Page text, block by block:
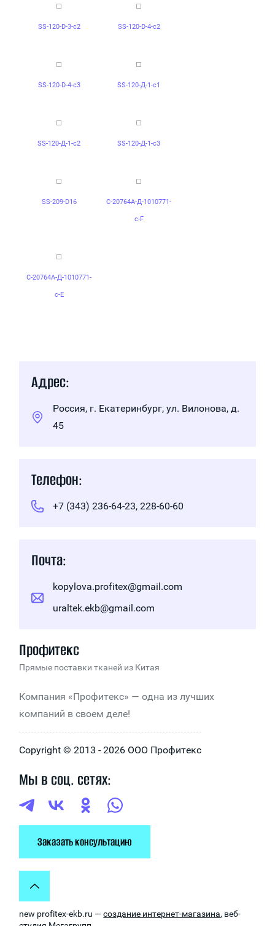
SS-120-D-3-c2 SS-120-D-4-c2
SS-120-D-4-c3 SS-120-Д-1-c1
SS-120-Д-1-c2 SS-120-Д-1-c3
SS-209-D16 С-20764А-Д-1010771-
с-F
С-20764А-Д-1010771-
с-Е
Адрес:
Россия, г. Екатеринбург, ул. Вилонова, д.
45
Телефон:
+7 (343) 236-64-23, 228-60-60
Почта:
kopylova.profitex@gmail.com
uraltek.ekb@gmail.com
Профитекс
Прямые поставки тканей из Китая
Компания «Профитекс» — одна из лучших
компаний в своем деле!
Copyright © 2013 - 2026 ООО Профитекс
Мы в соц. сетях:
Заказать консультацию
new profitex-ekb.ru —создание интернет-магазина, веб-